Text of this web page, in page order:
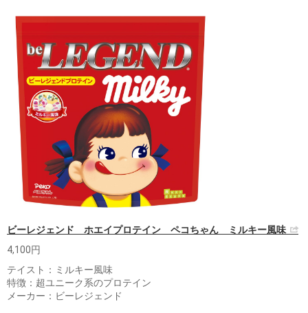
ビーレジェンド ホエイプロテイン ペコちゃん ミルキー風味
4,100円
テイスト：ミルキー風味
特徴：超ユニーク系のプロテイン
メーカー：ビーレジェンド